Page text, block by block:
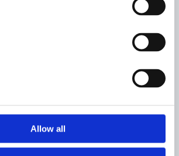
Allow all